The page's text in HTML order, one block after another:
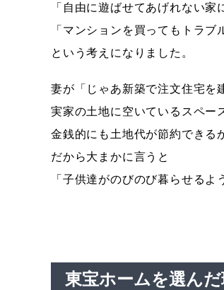
「自由に遊ばせてあげれない家
「マンションを買ってもトラブ
という考えになりました。
妻が「じゃあ新築で注文住宅を
実家の土地に空いているスペー
金銭的にも土地代が節約できる
だから大まかに言うと
「子供達がのびのび暮らせる
東宝ホームを選んだ